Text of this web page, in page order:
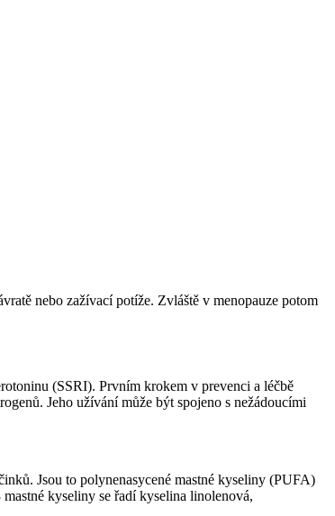
nebo zažívací potíže. Zvláště v menopauze potom
(SSRI). Prvním krokem v prevenci a léčbě
Jeho užívání může být spojeno s nežádoucími
Jsou to polynenasycené mastné kyseliny (PUFA)
kyseliny se řadí kyselina linolenová,